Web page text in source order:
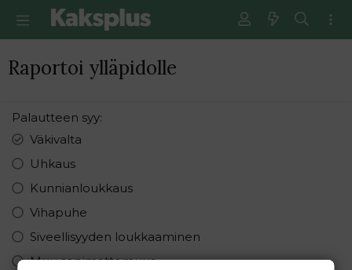
Raportoi ylläpidolle
Palautteen syy
Väkivalta
Uhkaus
Kunnianloukkaus
Vihapuhe
Siveellisyyden loukkaaminen
Muu sopimattomuus